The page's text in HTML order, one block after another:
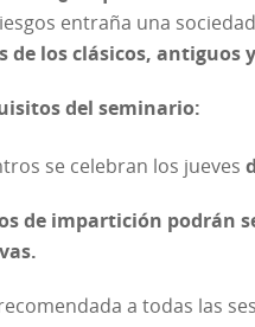
entraña una
de los clásicos, antiguos
del seminario:
se celebran los jueves
de impartición podrán
a todas las